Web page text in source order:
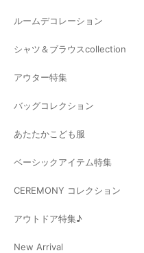
ルームデコレーション
シャツ＆ブラウスcollection
アウター特集
バッグコレクション
あたたかこども服
ベーシックアイテム特集
CEREMONY コレクション
アウトドア特集♪
New Arrival